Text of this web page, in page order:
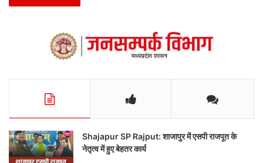
Shajapur SP Rajput: शाजापुर में एसपी राजपूत के
नेतृत्व में हुए बेहतर कार्य